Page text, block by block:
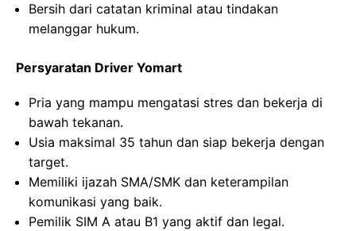
Bersih dari catatan kriminal atau tindakan
melanggar hukum.
Persyaratan Driver Yomart
Pria yang mampu mengatasi stres dan bekerja di
bawah tekanan.
Usia maksimal 35 tahun dan siap bekerja dengan
target.
Memiliki ijazah SMA/SMK dan keterampilan
komunikasi yang baik.
Pemilik SIM A atau B1 yang aktif dan legal.